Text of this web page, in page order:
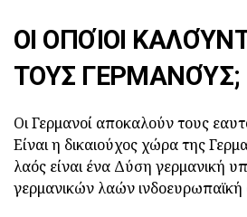
ΟΙ ΟΠΟΊΟΙ
ΤΟΥΣ ΓΕΡΜΑΝΟΎΣ;
Οι Γερμανοί αποκαλούν τους
Είναι η δικαιούχος χώρα της
λαός είναι ένα Δύση γερμανική
γερμανικών λαών